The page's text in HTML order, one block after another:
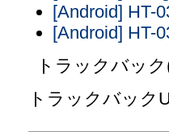
[Android] HT-
[Android] HT-
トラックバッ
トラックバック